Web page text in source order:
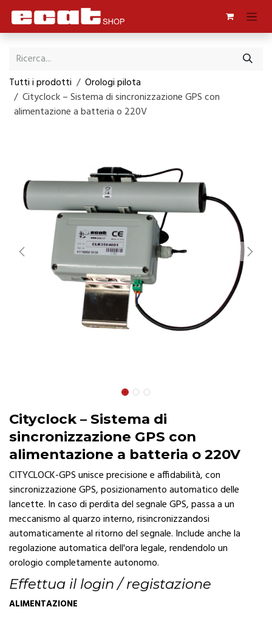
Passa al contenuto
Tutti i prodotti
Orologi pilota
Cityclock – Sistema di sincronizzazione GPS con
alimentazione a batteria o 220V
Cityclock – Sistema di
sincronizzazione GPS con
alimentazione a batteria o 220V
CITYCLOCK-GPS unisce precisione e affidabilità, con
sincronizzazione GPS, posizionamento automatico delle
lancette. In caso di perdita del segnale GPS, passa a un
meccanismo al quarzo interno, risincronizzandosi
automaticamente al ritorno del segnale. Include anche la
regolazione automatica dell'ora legale, rendendolo un
orologio completamente autonomo.
Effettua il login / registazione
ALIMENTAZIONE